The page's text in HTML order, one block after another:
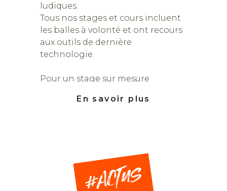
ludiques.
Tous nos stages et cours incluent
les balles à volonté et ont recours
aux outils de dernière
technologie.
Pour un stage sur mesure
En savoir plus